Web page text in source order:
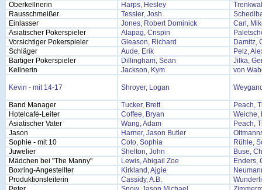
Oberkellnerin
Harps, Hesley
Rausschmeißer
Tessier, Josh
Einlasser
Jones, Robert Dominick
Carl,
Asiatischer Pokerspieler
Alapag, Crispin
Vorsichtiger Pokerspieler
Gleason, Richard
Damitz,
Schläger
Aude, Erik
Pelz,
Bärtiger Pokerspieler
Dillingham, Sean
Jilka,
Kellnerin
Jackson, Kym von
Kevin - mit 14-17 Shroyer, Logan
Band Manager Tucker, Brett
Peach,
Hotelcafé-Leiter
Coffee, Bryan
Weiche,
Asiatischer Vater
Wang, Adam
Peach,
Jason
Harner, Jason Butler
Sophie - mit 10
Coto, Sophia
Rühle,
Juwelier
Shelton, John
Buse,
Mädchen bei "The Manny"
Lewis, Abigail Zoe
Enders,
Boxring-Angestellter
Kirkland, Ajgie
Produktionsleiterin
Cassidy, A.B.